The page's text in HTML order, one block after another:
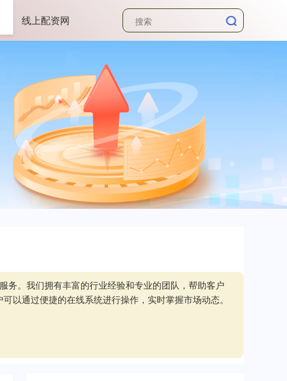
线上配资网
务。我们拥有丰富的行业经验和专业的团队，帮助客户
以通过便捷的在线系统进行操作，实时掌握市场动态。